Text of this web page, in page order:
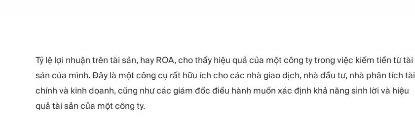
Tỷ lệ lợi nhuận trên tài sản, hay ROA, cho thấy hiệu quả của một công ty trong việc kiếm tiền từ tài
sản của mình. Đây là một công cụ rất hữu ích cho các nhà giao dịch, nhà đầu tư, nhà phân tích tài
chính và kinh doanh, cũng như các giám đốc điều hành muốn xác định khả năng sinh lời và hiệu
quả tài sản của một công ty.